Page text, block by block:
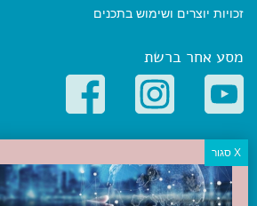
זכויות יוצרים ושימוש בתכנים
מסע אחר ברשת
קטגוריות פופולריות
יעדים
טיולים בישראל